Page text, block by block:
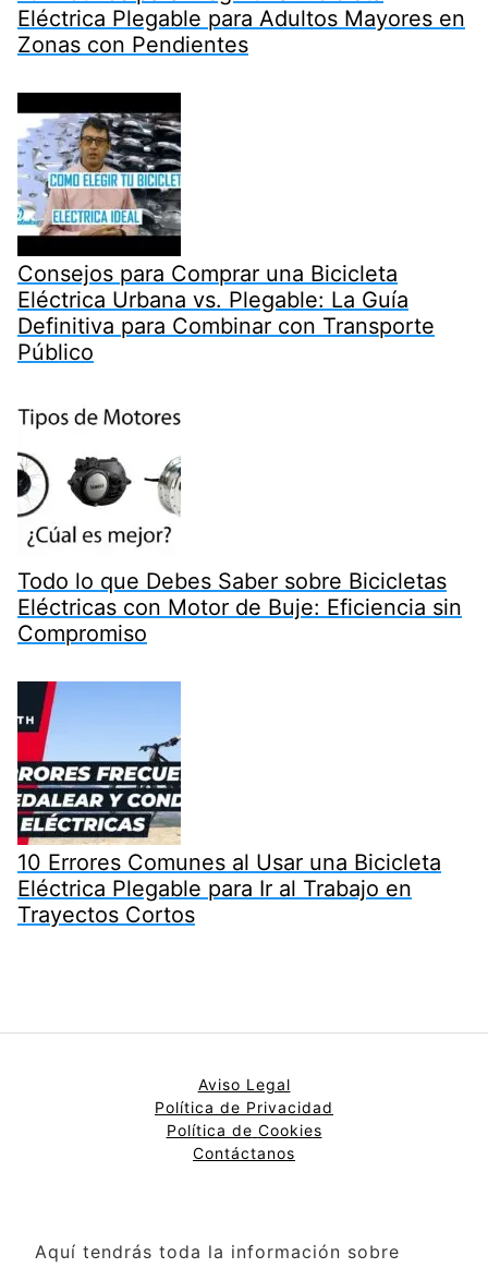
Eléctrica Plegable para Adultos Mayores en
Zonas con Pendientes
Consejos para Comprar una Bicicleta
Eléctrica Urbana vs. Plegable: La Guía
Definitiva para Combinar con Transporte
Público
Todo lo que Debes Saber sobre Bicicletas
Eléctricas con Motor de Buje: Eficiencia sin
Compromiso
10 Errores Comunes al Usar una Bicicleta
Eléctrica Plegable para Ir al Trabajo en
Trayectos Cortos
Aviso Legal
Política de Privacidad
Política de Cookies
Contáctanos
Aquí tendrás toda la información sobre